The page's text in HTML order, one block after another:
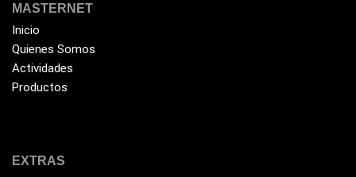
MASTERNET
Inicio
Quienes Somos
Actividades
Productos
EXTRAS